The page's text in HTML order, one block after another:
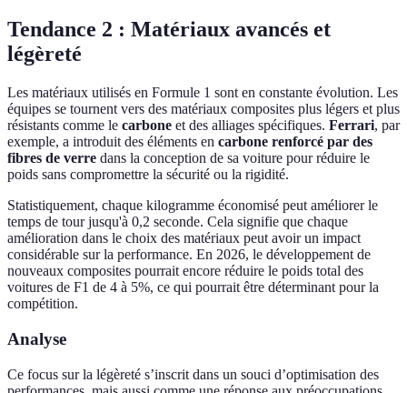
Tendance 2 : Matériaux avancés et
légèreté
Les matériaux utilisés en Formule 1 sont en constante évolution. Les
équipes se tournent vers des matériaux composites plus légers et plus
résistants comme le carbone et des alliages spécifiques. Ferrari, par
exemple, a introduit des éléments en carbone renforcé par des
fibres de verre dans la conception de sa voiture pour réduire le
poids sans compromettre la sécurité ou la rigidité.
Statistiquement, chaque kilogramme économisé peut améliorer le
temps de tour jusqu'à 0,2 seconde. Cela signifie que chaque
amélioration dans le choix des matériaux peut avoir un impact
considérable sur la performance. En 2026, le développement de
nouveaux composites pourrait encore réduire le poids total des
voitures de F1 de 4 à 5%, ce qui pourrait être déterminant pour la
compétition.
Analyse
Ce focus sur la légèreté s’inscrit dans un souci d’optimisation des